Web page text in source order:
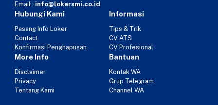
Email : info@lokersmi.co.id
Hubungi Kami
Pasang Info Loker
Contact
Konfirmasi Penghapusan
Informasi
Tips & Trik
CV ATS
CV Profesional
More Info
Disclaimer
Privacy
Tentang Kami
Bantuan
Kontak WA
Grup Telegram
Channel WA